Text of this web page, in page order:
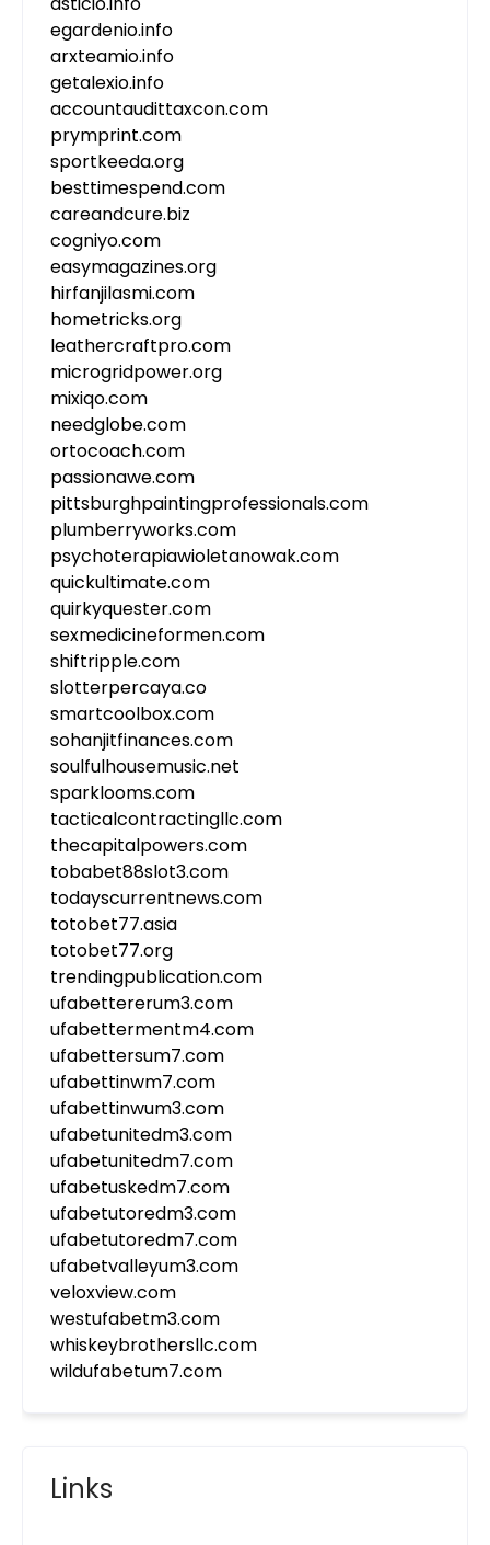
egardenio.info
arxteamio.info
getalexio.info
accountaudittaxcon.com
prymprint.com
sportkeeda.org
besttimespend.com
careandcure.biz
cogniyo.com
easymagazines.org
hirfanjilasmi.com
hometricks.org
leathercraftpro.com
microgridpower.org
mixiqo.com
needglobe.com
ortocoach.com
passionawe.com
pittsburghpaintingprofessionals.com
plumberryworks.com
psychoterapiawioletanowak.com
quickultimate.com
quirkyquester.com
sexmedicineformen.com
shiftripple.com
slotterpercaya.co
smartcoolbox.com
sohanjitfinances.com
soulfulhousemusic.net
sparklooms.com
tacticalcontractingllc.com
thecapitalpowers.com
tobabet88slot3.com
todayscurrentnews.com
totobet77.asia
totobet77.org
trendingpublication.com
ufabettererum3.com
ufabettermentm4.com
ufabettersum7.com
ufabettinwm7.com
ufabettinwum3.com
ufabetunitedm3.com
ufabetunitedm7.com
ufabetuskedm7.com
ufabetutoredm3.com
ufabetutoredm7.com
ufabetvalleyum3.com
veloxview.com
westufabetm3.com
whiskeybrothersllc.com
wildufabetum7.com
Links